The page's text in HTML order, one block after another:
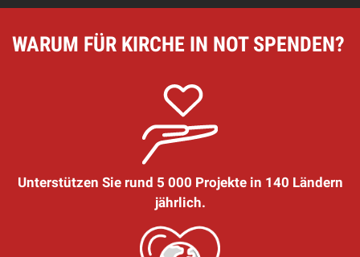
WARUM FÜR KIRCHE IN NOT SPENDEN?
Unterstützen Sie rund 5 000 Projekte in 140 Ländern
jährlich.